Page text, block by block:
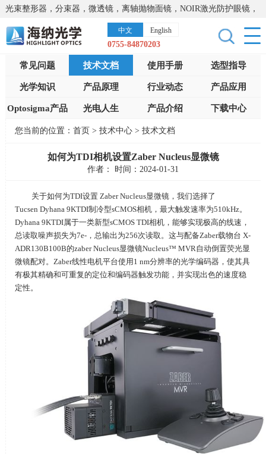
光束整形器，分束器，微透镜，离轴抛物面镜，NOIR激光防护眼镜，
太阳能模拟器，显微镜载物台，激光器，光谱仪，红外热像仪，激光
晶体
中文 English
0755-84870203
常见问题 技术文档 使用手册 选型指导
光学知识 产品原理 行业动态 产品应用
Optosigma产品 光电人生 产品介绍 下载中心
您当前的位置： 首页 > 技术中心 > 技术文档
如何为TDI相机设置Zaber Nucleus显微镜
作者： 时间：2024-01-31
关于如何为TDI设置Zaber Nucleus显微镜，我们选择了
Tucsen Dyhana 9KTDI制冷型sCMOS相机，最大触发速率为510kHz。
Dyhana 9KTDI属于一类新型sCMOS TDI相机，能够实现极高的线速，
总读取噪声损失为7e-，总输出为256次读取。这与配备Zaber载物台 X-
ADR130B100B的zaber Nucleus显微镜Nucleus™ MVR自动倒置荧光显
微镜配对。Zaber线性电机平台使用1 nm分辨率的光学编码器，使其具
有极其精确和可重复的定位和编码器触发功能，并实现出色的速度稳
定性。